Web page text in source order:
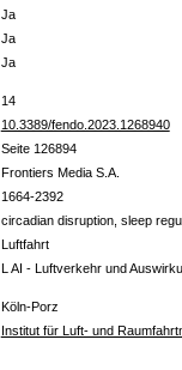
Ja
Ja
Ja
14
10.3389/fendo.2023.1268940
Seite 126894
Frontiers Media S.A.
1664-2392
circadian disruption, sleep
Luftfahrt
L AI - Luftverkehr und
Köln-Porz
Institut für Luft- und